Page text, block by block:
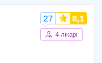
27 8,1
4 лікарі